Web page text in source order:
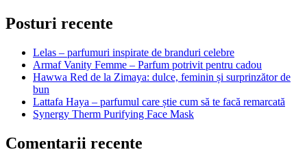
Posturi recente
Lelas – parfumuri inspirate de branduri celebre
Armaf Vanity Femme – Parfum potrivit pentru cadou
Hawwa Red de la Zimaya: dulce, feminin și surprinzător de
bun
Lattafa Haya – parfumul care știe cum să te facă remarcată
Synergy Therm Purifying Face Mask
Comentarii recente